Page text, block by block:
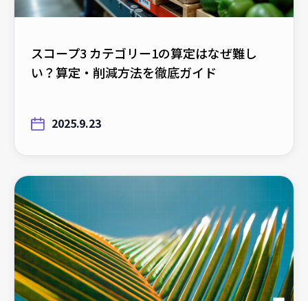
スコープ3 カテゴリー1の算定はなぜ難し
い？算定・削減方法を徹底ガイド
2025.9.23